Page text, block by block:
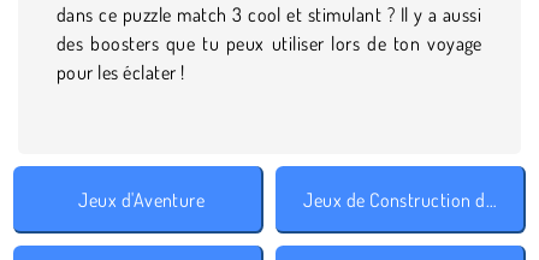
dans ce puzzle match 3 cool et stimulant ? Il y a aussi
des boosters que tu peux utiliser lors de ton voyage
pour les éclater !
Jeux d'Aventure Jeux de Construction de Ville